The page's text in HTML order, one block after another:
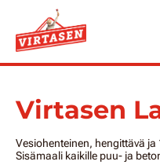
Virtasen
Vesiohenteinen, hengittävä
Sisämaali kaikille puu- ja